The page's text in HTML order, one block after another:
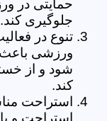
حمایتی در
جلوگیری کند.
تنوع در
ورزشی باعث
شود و از
کند.
استراحت
استراحت و